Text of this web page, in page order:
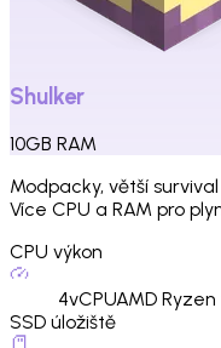
Shulker
10GB RAM
Modpacky, větší
Více CPU a RAM pro
CPU výkon
4vCPUAMD Ryzen
SSD úložiště